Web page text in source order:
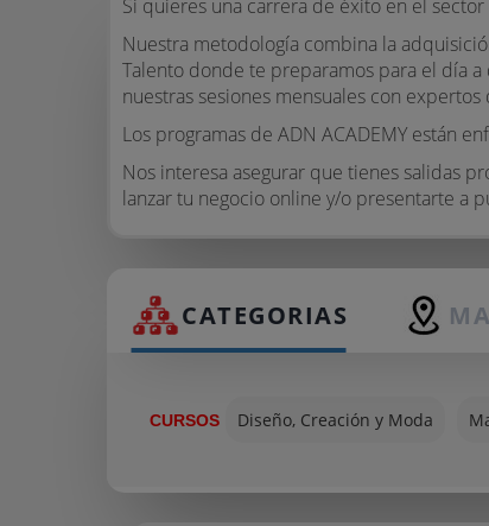
Si quieres una carrera de éxito en el
Nuestra metodología combina la
Talento donde te preparamos para el día
nuestras sesiones mensuales con expertos
Los programas de ADN ACADEMY están
Nos interesa asegurar que tienes salidas
lanzar tu negocio online y/o presentarte a
CATEGORIAS
CURSOS Diseño, Creación y Moda